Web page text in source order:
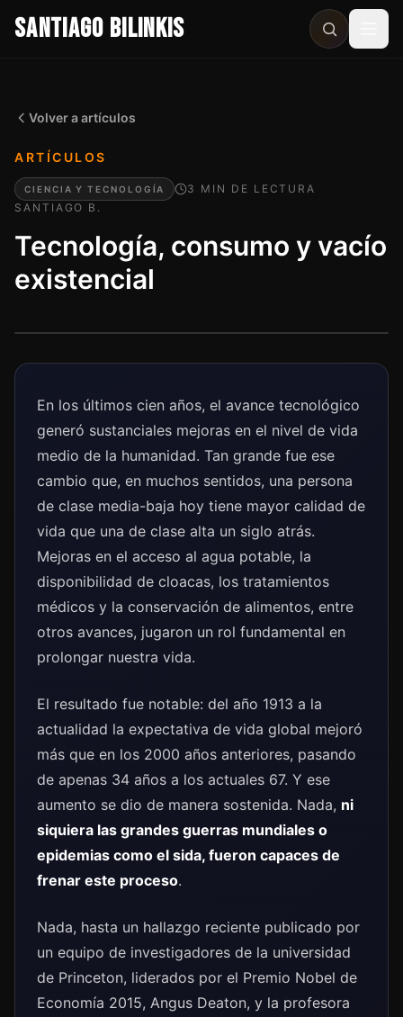
SANTIAGO BILINKIS
Volver a artículos
ARTÍCULOS
CIENCIA Y TECNOLOGÍA 3 MIN DE LECTURA
SANTIAGO B.
Tecnología, consumo y vacío
existencial
En los últimos cien años, el avance tecnológico
generó sustanciales mejoras en el nivel de vida
medio de la humanidad. Tan grande fue ese
cambio que, en muchos sentidos, una persona
de clase media-baja hoy tiene mayor calidad de
vida que una de clase alta un siglo atrás.
Mejoras en el acceso al agua potable, la
disponibilidad de cloacas, los tratamientos
médicos y la conservación de alimentos, entre
otros avances, jugaron un rol fundamental en
prolongar nuestra vida.
El resultado fue notable: del año 1913 a la
actualidad la expectativa de vida global mejoró
más que en los 2000 años anteriores, pasando
de apenas 34 años a los actuales 67. Y ese
aumento se dio de manera sostenida. Nada, ni
siquiera las grandes guerras mundiales o
epidemias como el sida, fueron capaces de
frenar este proceso.
Nada, hasta un hallazgo reciente publicado por
un equipo de investigadores de la universidad
de Princeton, liderados por el Premio Nobel de
Economía 2015, Angus Deaton, y la profesora